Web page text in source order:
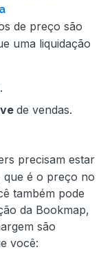
de preço são
uma liquidação
de vendas.
precisam estar
que é o preço no
também pode
da Bookmap,
são
você: